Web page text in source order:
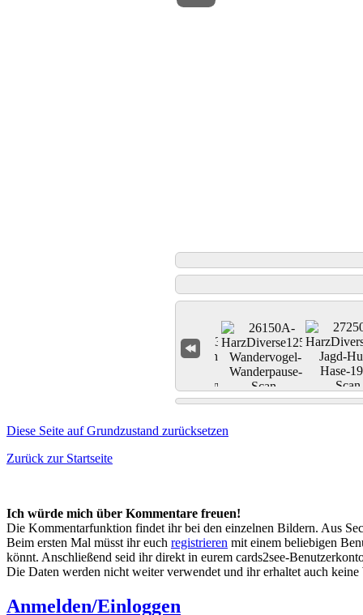
Diese Seite auf Grundzustand zurücksetzen
Zurück zur Startseite
Ich würde mich über Kommentare freuen!
Die Kommentarfunktion findet ihr bei den einzelnen Bildern. Aus
Beim ersten Mal müsst ihr euch registrieren mit einem beliebigen
könnt. Anschließend seid ihr direkt in eurem cards2see-
Die Daten werden nicht weiter verwendet und ihr erhaltet auch
Anmelden/Einloggen